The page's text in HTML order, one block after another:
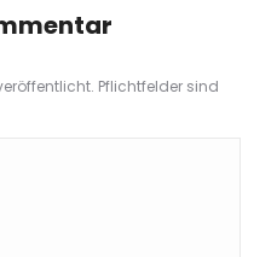
teilen teilen
Pflichtfelder sind